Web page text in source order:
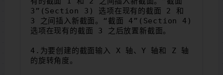
3”(Section 3) 选项在现有的截面 2 和
3 之间插入新截面。“截面 4”(Section 4)
选项在现有的截面 3 之后放置新截面。
4.为要创建的截面输入 X 轴、y 轴和 Z 轴
的旋转角度。